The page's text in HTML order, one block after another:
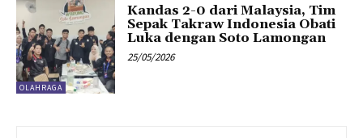
OLAHRAGA
Kandas 2-0 dari Malaysia, Tim
Sepak Takraw Indonesia Obati
Luka dengan Soto Lamongan
25/05/2026